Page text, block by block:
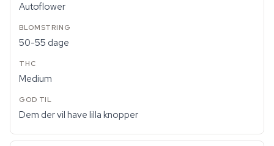
Autoflower
50-55 dage
Medium
Dem der vil have lilla knopper